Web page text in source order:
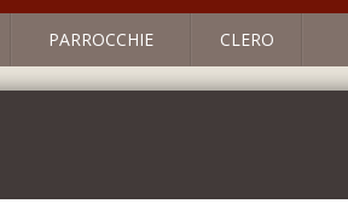
PARROCCHIE CLERO